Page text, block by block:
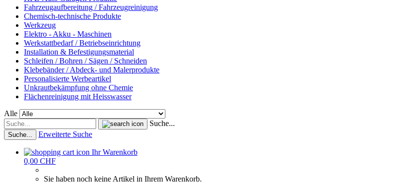
Fahrzeugaufbereitung / Fahrzeugreinigung
Chemisch-technische Produkte
Werkzeug
Elektro - Akku - Maschinen
Werkstattbedarf / Betriebseinrichtung
Installation & Befestigungsmaterial
Schleifen / Bohren / Sägen / Schneiden
Klebebänder / Abdeck- und Malerprodukte
Personalisierte Werbeartikel
Unkrautbekämpfung ohne Chemie
Flächenreinigung mit Heisswasser
Alle
Suche...
Suche... Erweiterte Suche
Ihr Warenkorb
0,00 CHF
Sie haben noch keine Artikel in Ihrem Warenkorb.